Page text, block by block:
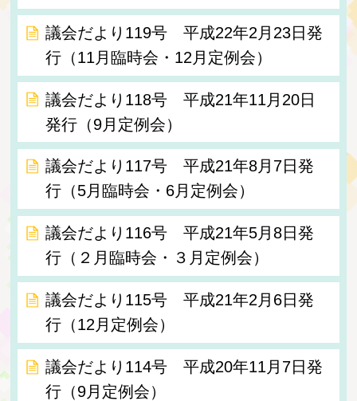
議会だより119号 平成22年2月23日発
行（11月臨時会・12月定例会）
議会だより118号 平成21年11月20日
発行（9月定例会）
議会だより117号 平成21年8月7日発
行（5月臨時会・6月定例会）
議会だより116号 平成21年5月8日発
行（２月臨時会・３月定例会）
議会だより115号 平成21年2月6日発
行（12月定例会）
議会だより114号 平成20年11月7日発
行（9月定例会）